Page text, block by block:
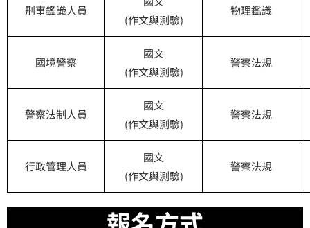
刑事鑑識人員
(作文與測驗)
物理鑑識
國境警察
國文
(作文與測驗)
警察法規
警察法制人員
國文
(作文與測驗)
警察法規
行政管理人員
國文
(作文與測驗)
警察法規